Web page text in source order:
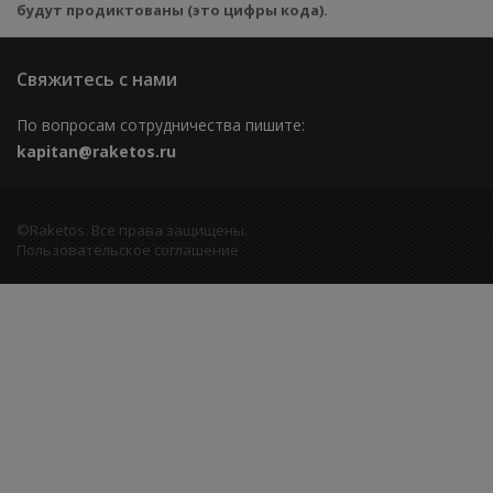
будут продиктованы (это цифры кода).
Свяжитесь с нами
По вопросам сотрудничества пишите:
kapitan@raketos.ru
©Raketos. Все права защищены.
Пользовательское соглашение